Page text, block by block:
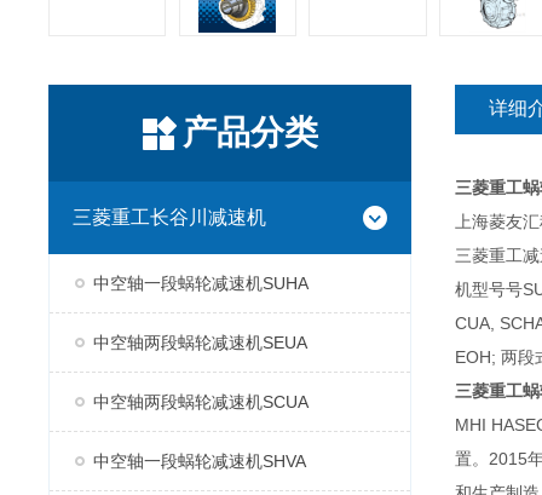
产品分类
三菱重工长谷川减速机
中空轴一段蜗轮减速机SUHA
中空轴两段蜗轮减速机SEUA
中空轴两段蜗轮减速机SCUA
中空轴一段蜗轮减速机SHVA
详细
三菱重工
上海菱友
三菱重工
机型号号
CUA,
EOH; 两段
三菱重工
MHI
置。2015